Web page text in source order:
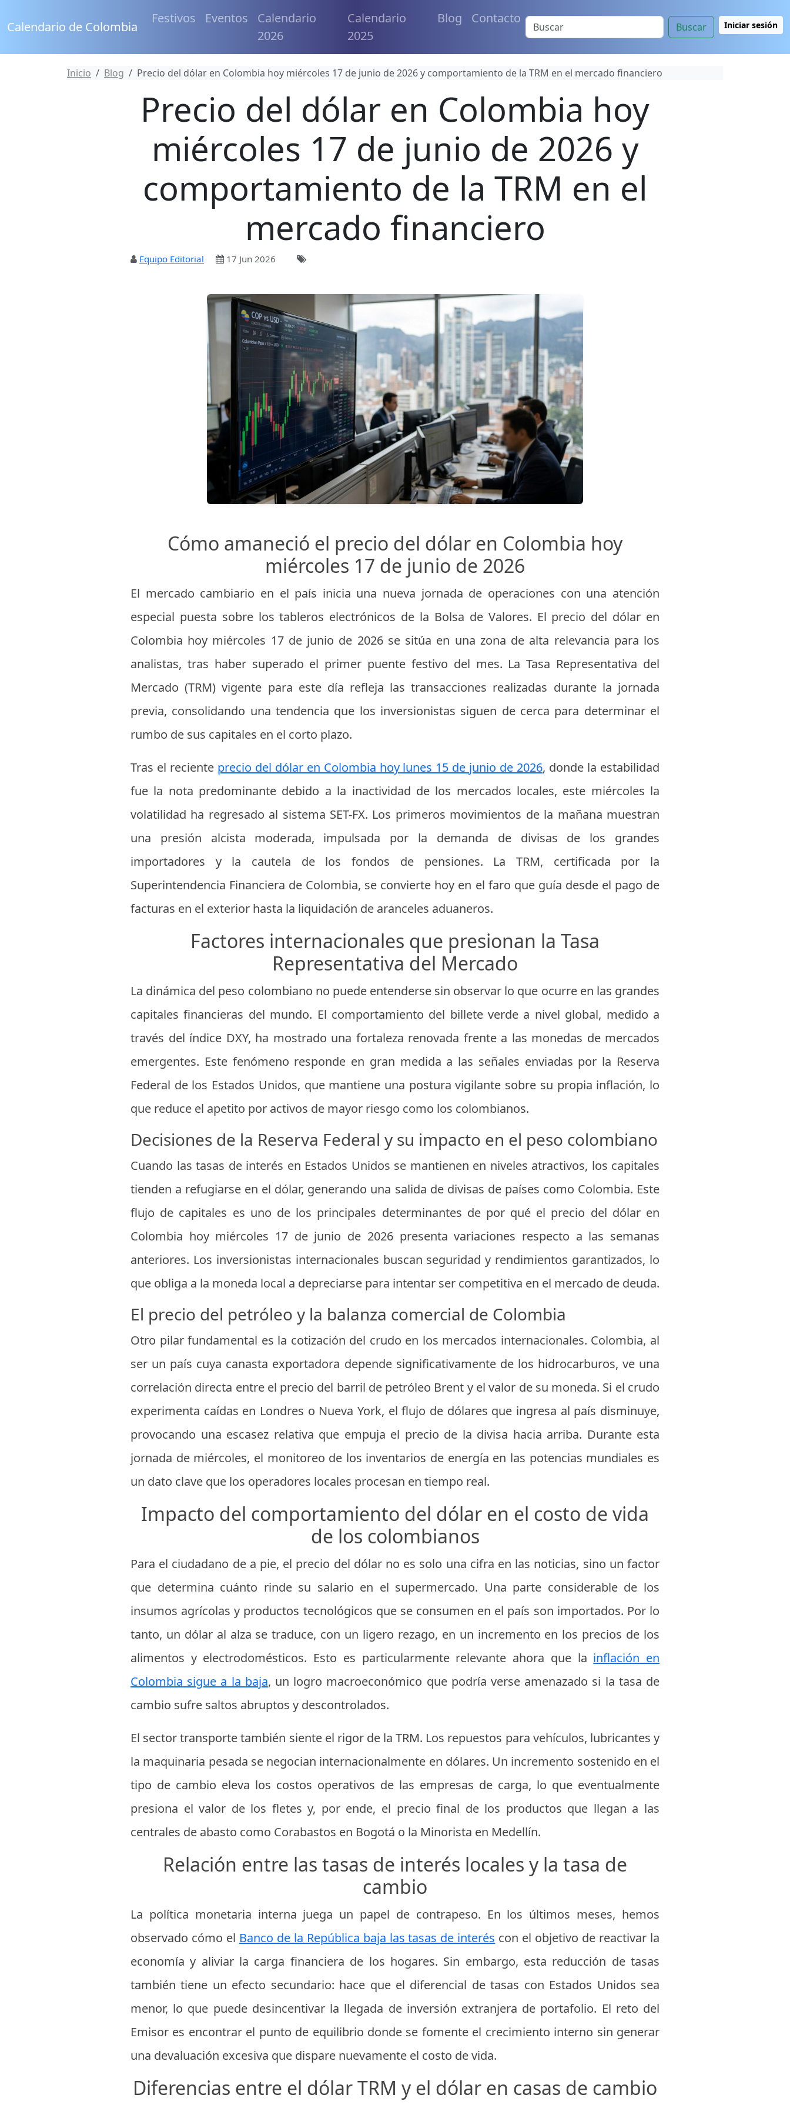
Calendario de Colombia
Festivos Eventos
Calendario
2026
Calendario
2025
Blog Contacto
Buscar Iniciar sesión
Inicio Blog Precio del dólar en Colombia hoy miércoles 17 de junio de 2026 y comportamiento de la TRM en el mercado financiero
Precio del dólar en Colombia hoy
miércoles 17 de junio de 2026 y
comportamiento de la TRM en el
mercado financiero
Equipo Editorial 17 Jun 2026
Cómo amaneció el precio del dólar en Colombia hoy
miércoles 17 de junio de 2026
El mercado cambiario en el país inicia una nueva jornada de operaciones con una atención
especial puesta sobre los tableros electrónicos de la Bolsa de Valores. El precio del dólar en
Colombia hoy miércoles 17 de junio de 2026 se sitúa en una zona de alta relevancia para los
analistas, tras haber superado el primer puente festivo del mes. La Tasa Representativa del
Mercado (TRM) vigente para este día refleja las transacciones realizadas durante la jornada
previa, consolidando una tendencia que los inversionistas siguen de cerca para determinar el
rumbo de sus capitales en el corto plazo.
Tras el reciente precio del dólar en Colombia hoy lunes 15 de junio de 2026, donde la estabilidad
fue la nota predominante debido a la inactividad de los mercados locales, este miércoles la
volatilidad ha regresado al sistema SET-FX. Los primeros movimientos de la mañana muestran
una presión alcista moderada, impulsada por la demanda de divisas de los grandes
importadores y la cautela de los fondos de pensiones. La TRM, certificada por la
Superintendencia Financiera de Colombia, se convierte hoy en el faro que guía desde el pago de
facturas en el exterior hasta la liquidación de aranceles aduaneros.
Factores internacionales que presionan la Tasa
Representativa del Mercado
La dinámica del peso colombiano no puede entenderse sin observar lo que ocurre en las grandes
capitales financieras del mundo. El comportamiento del billete verde a nivel global, medido a
través del índice DXY, ha mostrado una fortaleza renovada frente a las monedas de mercados
emergentes. Este fenómeno responde en gran medida a las señales enviadas por la Reserva
Federal de los Estados Unidos, que mantiene una postura vigilante sobre su propia inflación, lo
que reduce el apetito por activos de mayor riesgo como los colombianos.
Decisiones de la Reserva Federal y su impacto en el peso colombiano
Cuando las tasas de interés en Estados Unidos se mantienen en niveles atractivos, los capitales
tienden a refugiarse en el dólar, generando una salida de divisas de países como Colombia. Este
flujo de capitales es uno de los principales determinantes de por qué el precio del dólar en
Colombia hoy miércoles 17 de junio de 2026 presenta variaciones respecto a las semanas
anteriores. Los inversionistas internacionales buscan seguridad y rendimientos garantizados, lo
que obliga a la moneda local a depreciarse para intentar ser competitiva en el mercado de deuda.
El precio del petróleo y la balanza comercial de Colombia
Otro pilar fundamental es la cotización del crudo en los mercados internacionales. Colombia, al
ser un país cuya canasta exportadora depende significativamente de los hidrocarburos, ve una
correlación directa entre el precio del barril de petróleo Brent y el valor de su moneda. Si el crudo
experimenta caídas en Londres o Nueva York, el flujo de dólares que ingresa al país disminuye,
provocando una escasez relativa que empuja el precio de la divisa hacia arriba. Durante esta
jornada de miércoles, el monitoreo de los inventarios de energía en las potencias mundiales es
un dato clave que los operadores locales procesan en tiempo real.
Impacto del comportamiento del dólar en el costo de vida
de los colombianos
Para el ciudadano de a pie, el precio del dólar no es solo una cifra en las noticias, sino un factor
que determina cuánto rinde su salario en el supermercado. Una parte considerable de los
insumos agrícolas y productos tecnológicos que se consumen en el país son importados. Por lo
tanto, un dólar al alza se traduce, con un ligero rezago, en un incremento en los precios de los
alimentos y electrodomésticos. Esto es particularmente relevante ahora que la inflación en
Colombia sigue a la baja, un logro macroeconómico que podría verse amenazado si la tasa de
cambio sufre saltos abruptos y descontrolados.
El sector transporte también siente el rigor de la TRM. Los repuestos para vehículos, lubricantes y
la maquinaria pesada se negocian internacionalmente en dólares. Un incremento sostenido en el
tipo de cambio eleva los costos operativos de las empresas de carga, lo que eventualmente
presiona el valor de los fletes y, por ende, el precio final de los productos que llegan a las
centrales de abasto como Corabastos en Bogotá o la Minorista en Medellín.
Relación entre las tasas de interés locales y la tasa de
cambio
La política monetaria interna juega un papel de contrapeso. En los últimos meses, hemos
observado cómo el Banco de la República baja las tasas de interés con el objetivo de reactivar la
economía y aliviar la carga financiera de los hogares. Sin embargo, esta reducción de tasas
también tiene un efecto secundario: hace que el diferencial de tasas con Estados Unidos sea
menor, lo que puede desincentivar la llegada de inversión extranjera de portafolio. El reto del
Emisor es encontrar el punto de equilibrio donde se fomente el crecimiento interno sin generar
una devaluación excesiva que dispare nuevamente el costo de vida.
Diferencias entre el dólar TRM y el dólar en casas de cambio